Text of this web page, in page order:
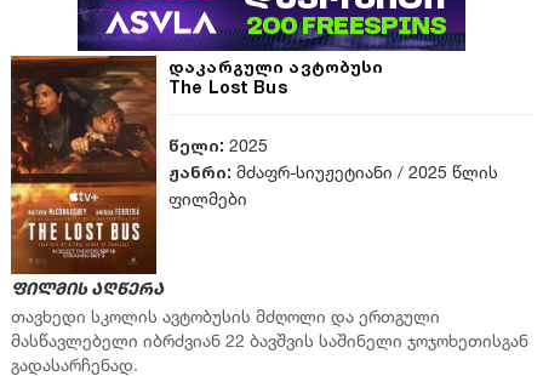
დაკარგული ავტობუსი
The Lost Bus
წელი: 2025
ჟანრი: მძაფრ-სიუჟეტიანი / 2025 წლის
ფილმები
ფილმის აღწერა
თავხედი სკოლის ავტობუსის მძღოლი და ერთგული
მასწავლებელი იბრძვიან 22 ბავშვის საშინელი ჯოჯოხეთისგან
გადასარჩენად.